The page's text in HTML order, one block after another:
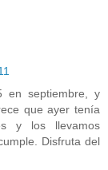
en septiembre, y
que ayer tenía
y los llevamos
Disfruta del